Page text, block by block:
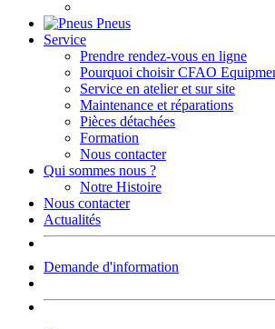
Pneus
Service
Prendre rendez-vous en ligne
Pourquoi choisir CFAO
Service en atelier et sur site
Maintenance et réparations
Pièces détachées
Formation
Nous contacter
Qui sommes nous ?
Notre Histoire
Nous contacter
Actualités
Demande d'information